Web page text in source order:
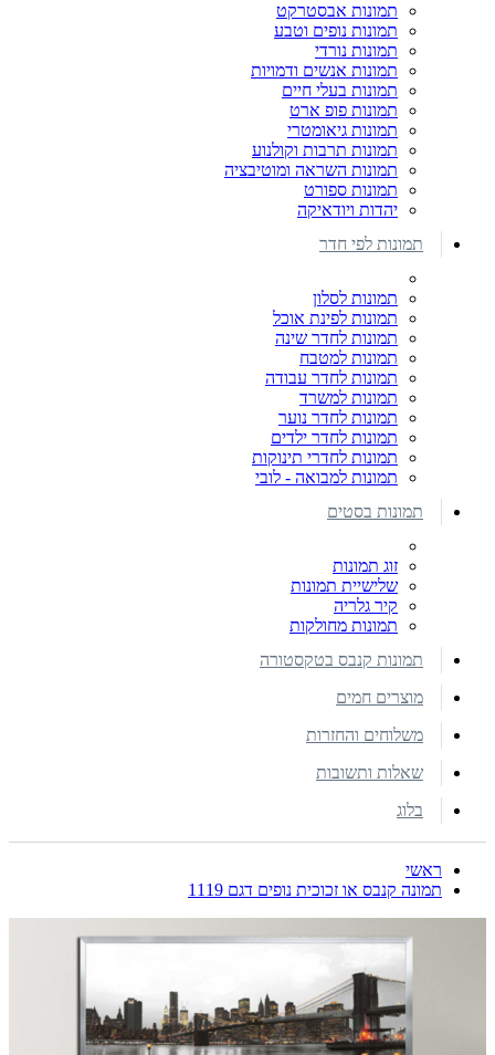
תמונות אבסטרקט
תמונות נופים וטבע
תמונות נורדי
תמונות אנשים ודמויות
תמונות בעלי חיים
תמונות פופ ארט
תמונות גיאומטרי
תמונות תרבות וקולנוע
תמונות השראה ומוטיבציה
תמונות ספורט
יהדות ויודאיקה
תמונות לפי חדר
תמונות לסלון
תמונות לפינת אוכל
תמונות לחדר שינה
תמונות למטבח
תמונות לחדר עבודה
תמונות למשרד
תמונות לחדר נוער
תמונות לחדר ילדים
תמונות לחדרי תינוקות
תמונות למבואה - לובי
תמונות בסטים
זוג תמונות
שלישיית תמונות
קיר גלריה
תמונות מחולקות
תמונות קנבס בטקסטורה
מוצרים חמים
משלוחים והחזרות
שאלות ותשובות
בלוג
ראשי
תמונה קנבס או זכוכית נופים דגם 1119